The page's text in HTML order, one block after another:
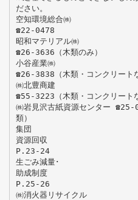
ださい。
空知環境総合㈱
☎22-0478
昭和マテリアル㈱
☎26-3636（木類のみ）
小谷産業㈱
☎26-3838（木類・コンクリート
㈱北豊商建
☎55-3223（木類・コンクリート
㈱岩見沢古紙資源センター ☎25-
類）
集団
資源回収
P.23-24
生ごみ減量･
助成制度
P.25-26
㈱消火器リサイクル